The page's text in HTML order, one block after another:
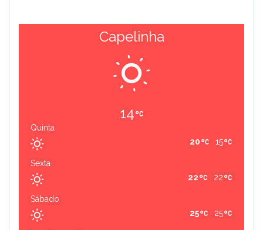
Capelinha
14
Quinta
15
20
Sexta
22
22
Sábado
25
25